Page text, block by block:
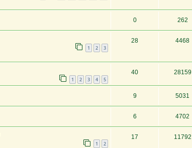
0 262
1 2 3
28 4468
1 2 3 4 5
40 28159
9 5031
6 4702
1 2
17 11792